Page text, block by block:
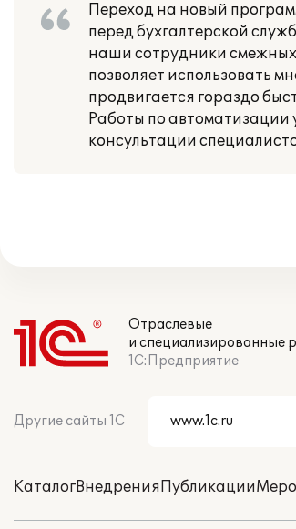
Переход на новый
перед бухгалтерской
наши сотрудники
позволяет использовать
продвигается гораздо
Работы по автоматизации
консультации
Отраслевые
и специализированные
1С:Предприятие
Другие сайты 1С
КаталогВнедренияПубликации